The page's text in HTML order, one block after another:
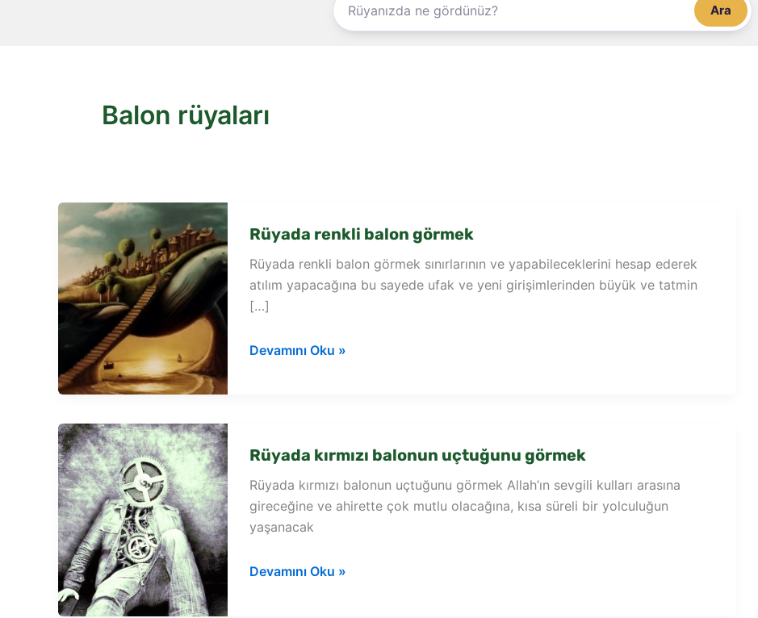
Ara
Balon rüyaları
Rüyada renkli balon görmek
Rüyada renkli balon görmek sınırlarının ve yapabileceklerini hesap ederek
atılım yapacağına bu sayede ufak ve yeni girişimlerinden büyük ve tatmin
[…]
Rüyada
Devamını Oku »
Rüyada kırmızı balonun uçtuğunu görmek
Rüyada kırmızı balonun uçtuğunu görmek Allah’ın sevgili kulları arasına
gireceğine ve ahirette çok mutlu olacağına, kısa süreli bir yolculuğun
yaşanacak
Rüyada
Devamını Oku »